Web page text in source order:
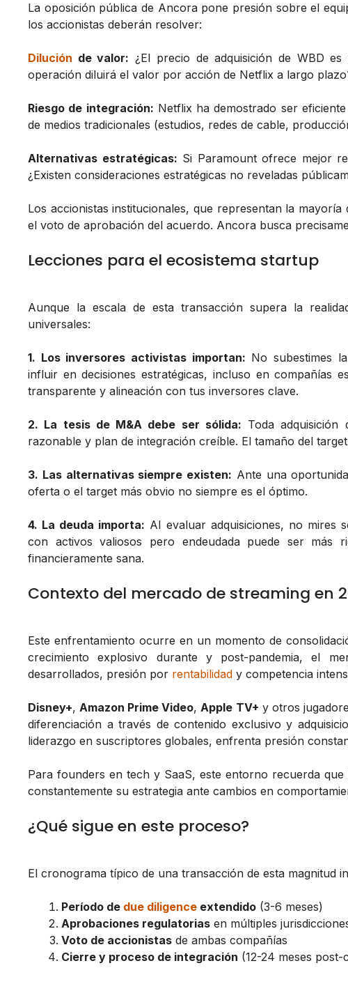
La oposición pública de Ancora pone presión sobre el
los accionistas deberán resolver:
Dilución de valor: ¿El precio de adquisición de WBD es
operación diluirá el valor por acción de Netflix a largo
Riesgo de integración: Netflix ha demostrado ser
de medios tradicionales (estudios, redes de cable,
Alternativas estratégicas: Si Paramount ofrece mejor
¿Existen consideraciones estratégicas no reveladas
Los accionistas institucionales, que representan la
el voto de aprobación del acuerdo. Ancora busca
Lecciones para el ecosistema startup
Aunque la escala de esta transacción supera la
universales:
1. Los inversores activistas importan: No subestimes
influir en decisiones estratégicas, incluso en compañías
transparente y alineación con tus inversores clave.
2. La tesis de M&A debe ser sólida: Toda adquisición
razonable y plan de integración creíble. El tamaño del
3. Las alternativas siempre existen: Ante una
oferta o el target más obvio no siempre es el óptimo.
4. La deuda importa: Al evaluar adquisiciones, no mires
con activos valiosos pero endeudada puede ser más
financieramente sana.
Contexto del mercado de streaming en
Este enfrentamiento ocurre en un momento de
crecimiento explosivo durante y post-pandemia, el
desarrollados, presión por rentabilidad y competencia
Disney+,Amazon Prime Video,Apple TV+ y otros
diferenciación a través de contenido exclusivo y
liderazgo en suscriptores globales, enfrenta presión
Para founders en tech y SaaS, este entorno recuerda
constantemente su estrategia ante cambios en
¿Qué sigue en este proceso?
El cronograma típico de una transacción de esta magnitud
Período de due diligence extendido (3-6 meses)
Aprobaciones regulatorias en múltiples
Voto de accionistas de ambas compañías
Cierre y proceso de integración (12-24 meses post-